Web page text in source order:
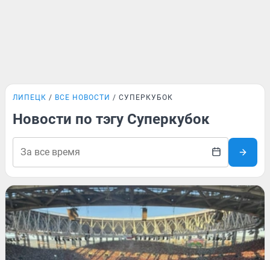
ЛИПЕЦК ВСЕ НОВОСТИ СУПЕРКУБОК
Новости по тэгу Суперкубок